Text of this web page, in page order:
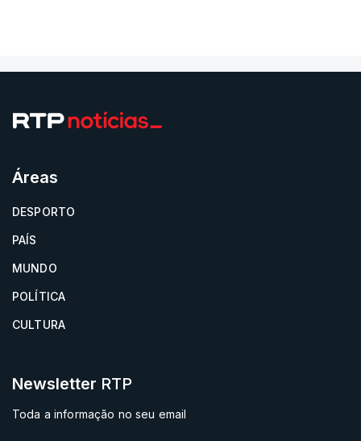
Áreas
DESPORTO
PAÍS
MUNDO
POLÍTICA
CULTURA
Newsletter RTP
Toda a informação no seu email